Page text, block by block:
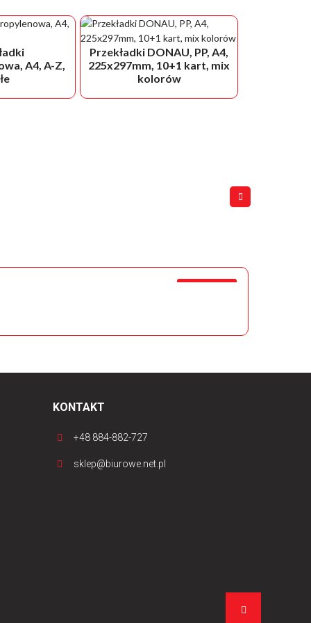
A4, A-Z,
Przekładki DONAU, PP, A4,
225x297mm, 10+1 kart, mix
kolorów
KONTAKT
+48 884-882-727
sklep@biurowe.net.pl